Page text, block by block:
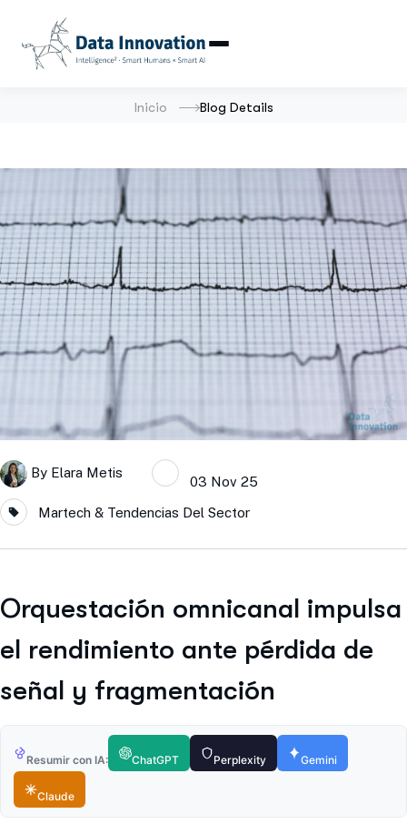
Inicio Blog Details
By Elara Metis
03 Nov 25
Martech & Tendencias Del Sector
Orquestación omnicanal impulsa
el rendimiento ante pérdida de
señal y fragmentación
Resumir con IA: ChatGPT Perplexity Gemini
Claude